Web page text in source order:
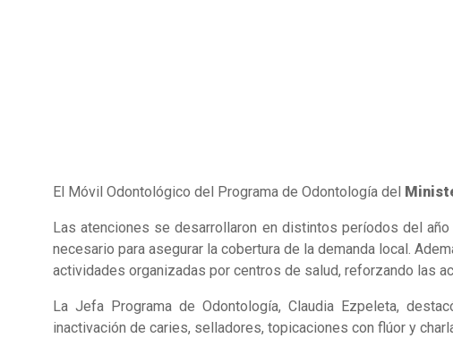
El Móvil Odontológico del Programa de Odontología del
Las atenciones se desarrollaron en distintos períodos del
necesario para asegurar la cobertura de la demanda local.
actividades organizadas por centros de salud, reforzando las
La Jefa Programa de Odontología, Claudia Ezpeleta,
inactivación de caries, selladores, topicaciones con flúor y